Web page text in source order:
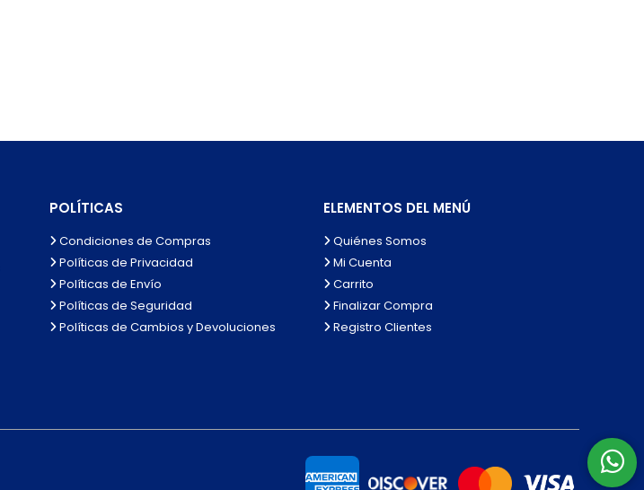
POLÍTICAS
Condiciones de Compras
Políticas de Privacidad
Políticas de Envío
Políticas de Seguridad
Políticas de Cambios y Devoluciones
ELEMENTOS DEL MENÚ
Quiénes Somos
Mi Cuenta
Carrito
Finalizar Compra
Registro Clientes